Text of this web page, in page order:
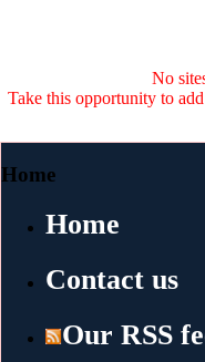
No
Take this opportunity to
Home
Home
Contact us
Our RSS